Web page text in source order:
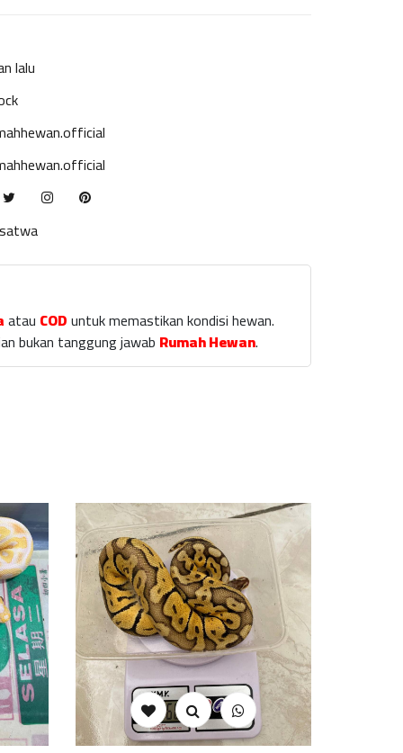
lalu
atau CODuntuk memastikan kondisi hewan.
bukan tanggung jawab Rumah Hewan.